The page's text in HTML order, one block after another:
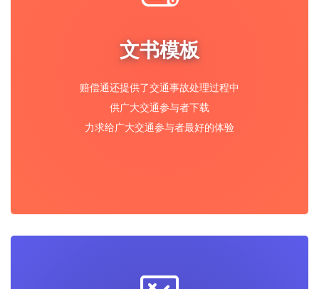
文书模板
赔偿通还提供了交通事故处理过程中
供广大交通参与者下载
力求给广大交通参与者最好的体验